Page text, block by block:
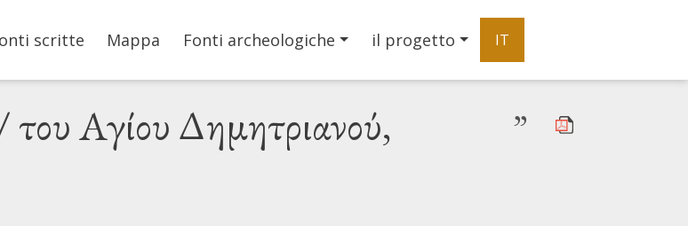
navigation
scritte Mappa Fonti archeologiche il progetto IT
Αγίου Δημητριανού,
”